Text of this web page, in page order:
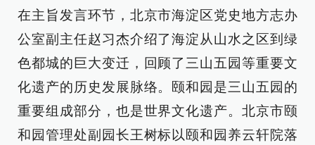
在主旨发言环节，北京市海淀区党史地方志办
公室副主任赵习杰介绍了海淀从山水之区到绿
色都城的巨大变迁，回顾了三山五园等重要文
化遗产的历史发展脉络。颐和园是三山五园的
重要组成部分，也是世界文化遗产。北京市颐
和园管理处副园长王树标以颐和园养云轩院落